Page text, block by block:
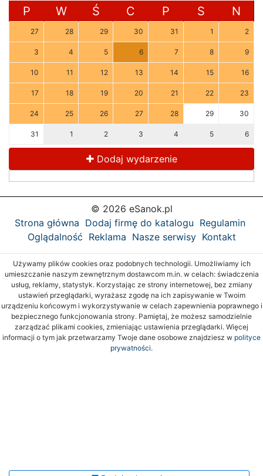
P W Ś C P S N
27 28 29 30 31 1 2
3 4 5 6 7 8 9
10 11 12 13 14 15 16
17 18 19 20 21 22 23
24 25 26 27 28 29 30
31 1 2 3 4 5 6
Dodaj wydarzenie
© 2026 eSanok.pl
Strona główna Dodaj firmę do katalogu Regulamin
Oglądalność Reklama Nasze serwisy Kontakt
Używamy plików cookies oraz podobnych technologii. Umożliwiamy ich
umieszczanie naszym zewnętrznym dostawcom m.in. w celach: świadczenia
usług, reklamy, statystyk. Korzystając ze strony internetowej, bez zmiany
ustawień przeglądarki, wyrażasz zgodę na ich zapisywanie w Twoim
urządzeniu końcowym i wykorzystywanie w celach zapewnienia poprawnego i
bezpiecznego funkcjonowania strony. Pamiętaj, że możesz samodzielnie
zarządzać plikami cookies, zmieniając ustawienia przeglądarki. Więcej
informacji o tym jak przetwarzamy Twoje dane osobowe znajdziesz w polityce
prywatności.